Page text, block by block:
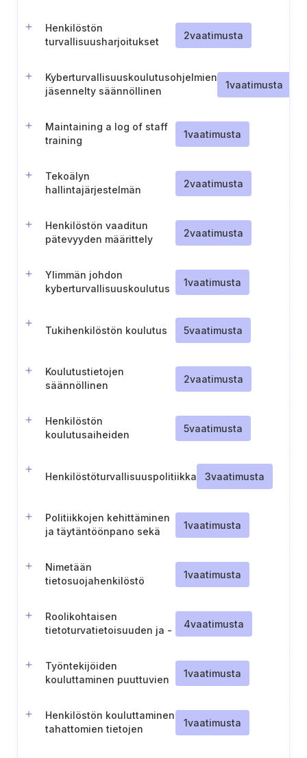
Henkilöstön
turvallisuusharjoitukset
2vaatimusta
Kyberturvallisuuskoulutusohjelmien
jäsennelty säännöllinen
1vaatimusta
Maintaining a log of staff
training
1vaatimusta
Tekoälyn
hallintajärjestelmän
2vaatimusta
Henkilöstön vaaditun
pätevyyden määrittely
2vaatimusta
Ylimmän johdon
kyberturvallisuuskoulutus
1vaatimusta
Tukihenkilöstön koulutus 5vaatimusta
Koulutustietojen
säännöllinen
2vaatimusta
Henkilöstön
koulutusaiheiden
5vaatimusta
Henkilöstöturvallisuuspolitiikka 3vaatimusta
Politiikkojen kehittäminen
ja täytäntöönpano sekä
1vaatimusta
Nimetään
tietosuojahenkilöstö
1vaatimusta
Roolikohtaisen
tietoturvatietoisuuden ja -
4vaatimusta
Työntekijöiden
kouluttaminen puuttuvien
ilmoittamiseen.
1vaatimusta
Henkilöstön kouluttaminen
tahattomien tietojen
1vaatimusta